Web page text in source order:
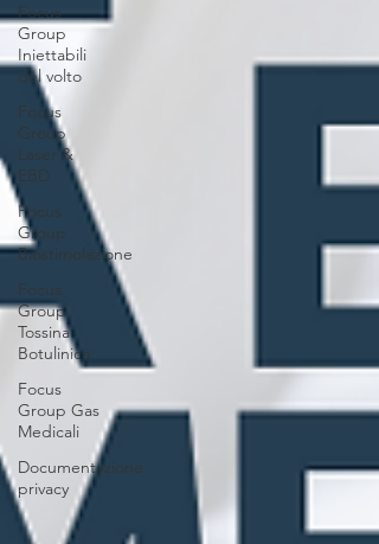
Focus
Group
Iniettabili
del volto
Focus
Group
Laser &
EBD
Focus
Group
Biostimolazione
Focus
Group
Tossina
Botulinica
Focus
Group Gas
Medicali
Documentazione
privacy